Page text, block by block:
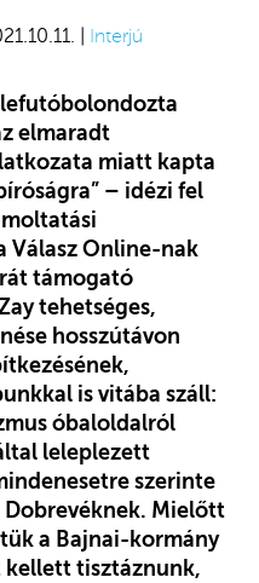
| Interjú
elmaradt
miatt kapta
– idézi fel
Válasz Online-nak
támogató
tehetséges,
hosszútávon
is vitába száll:
óbaloldalról
leleplezett
szerinte
Mielőtt
a Bajnai-kormány
kellett tisztáznunk,